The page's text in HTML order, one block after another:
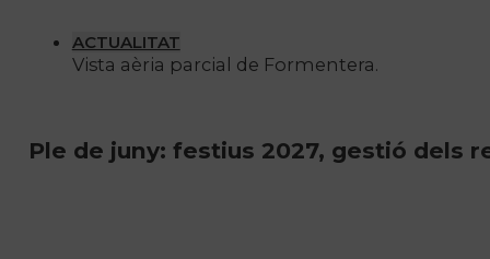
Programació
Qui som?
Vista aèria parcial de Formentera.
ACTUALITAT
Ple de juny: festius 2027, gestió dels